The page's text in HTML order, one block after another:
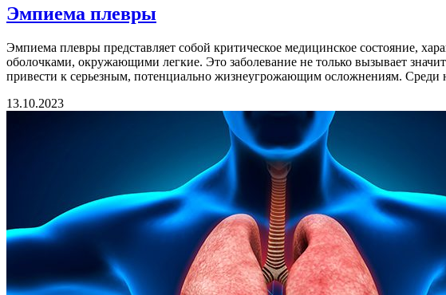
Эмпиема плевры
Эмпиема плевры представляет собой критическое медицинское состояние,
оболочками, окружающими легкие. Это заболевание не только вызывает
привести к серьезным, потенциально жизнеугрожающим осложнениям.
13.10.2023